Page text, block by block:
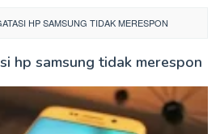
HP SAMSUNG TIDAK MERESPON
hp samsung tidak merespon